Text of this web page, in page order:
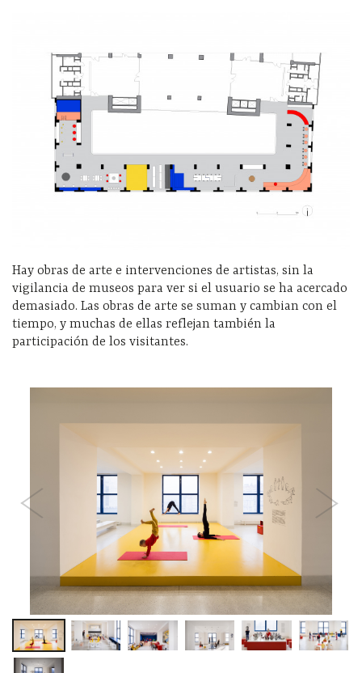
Hay obras de arte e intervenciones de artistas, sin la
vigilancia de museos para ver si el usuario se ha acercado
demasiado. Las obras de arte se suman y cambian con el
tiempo, y muchas de ellas reflejan también la
participación de los visitantes.